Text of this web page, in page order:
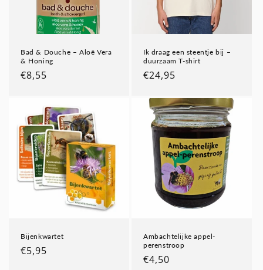
Bad & Douche – Aloë Vera
& Honing
Normale
€8,55
Ik draag een steentje bij –
duurzaam T-shirt
Normale
€24,95
Bijenkwartet
Normale
€5,95
Ambachtelijke appel-
perenstroop
Normale
€4,50